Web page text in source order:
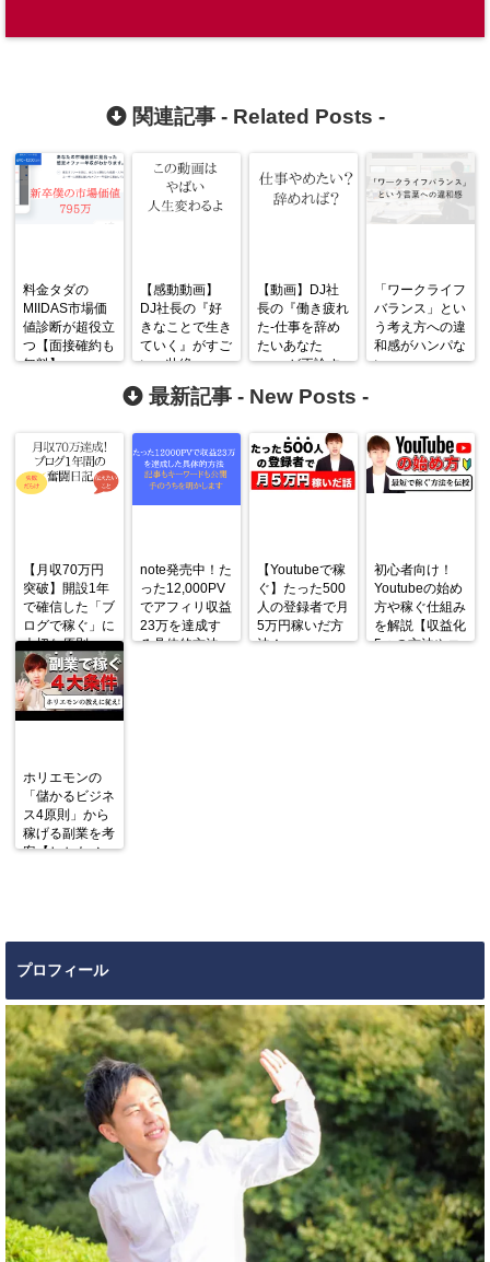
関連記事 - Related Posts -
料金タダの
MIIDAS市場価
値診断が超役立
つ【面接確約も
無料】
【感動動画】
DJ社長の『好
きなことで生き
ていく』がすご
い・壮絶
【動画】DJ社
長の『働き疲れ
た-仕事を辞め
たいあなた
へ-』が正論す
「ワークライフ
バランス」とい
う考え方への違
和感がハンパな
い
最新記事 - New Posts -
【月収70万円
突破】開設1年
で確信した「ブ
ログで稼ぐ」に
大切な原則
note発売中！た
った12,000PV
でアフィリ収益
23万を達成す
る具体的方法
【Youtubeで稼
ぐ】たった500
人の登録者で月
5万円稼いだ方
法！
初心者向け！
Youtubeの始め
方や稼ぐ仕組み
を解説【収益化
5つの方法やコ
ホリエモンの
「儲かるビジネ
ス4原則」から
稼げる副業を考
案【しかもノー
プロフィール